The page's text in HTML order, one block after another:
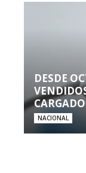
DESDE
NACIONAL